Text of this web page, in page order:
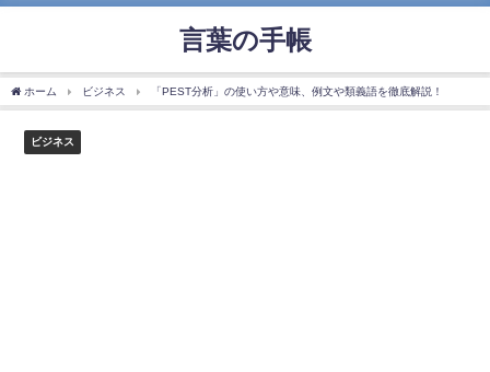
言葉の手帳
ホーム ビジネス 「PEST分析」の使い方や意味、例文や類義語を徹底解説！
ビジネス